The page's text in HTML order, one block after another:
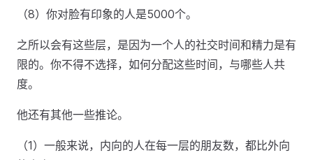
（8）你对脸有印象的人是5000个。
之所以会有这些层，是因为一个人的社交时间和精力是有
限的。你不得不选择，如何分配这些时间，与哪些人共
度。
他还有其他一些推论。
（1）一般来说，内向的人在每一层的朋友数，都比外向